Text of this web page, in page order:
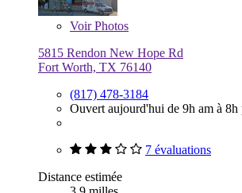
VoirPhotos
5815 Rendon New Hope Rd
Fort Worth, TX 76140
(817) 478-3184
Ouvert aujourd'hui de 9h am à 8h
7 évaluations
Distance estimée